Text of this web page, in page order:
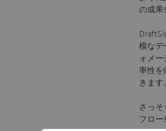
の成果
模なデ
ォメ
率性を
きます
さっそ
フロー